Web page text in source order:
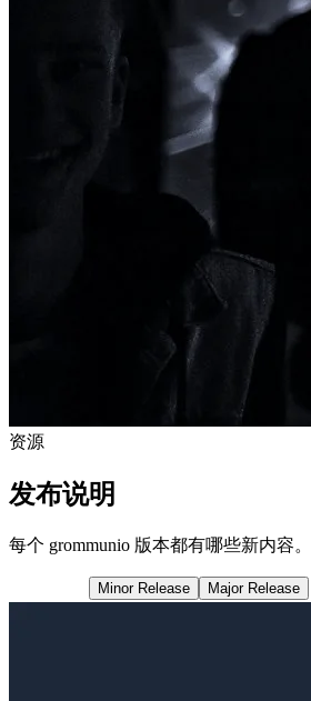
资源
发布说明
每个 grommunio 版本都有哪些新内容。
Minor Release Major Release